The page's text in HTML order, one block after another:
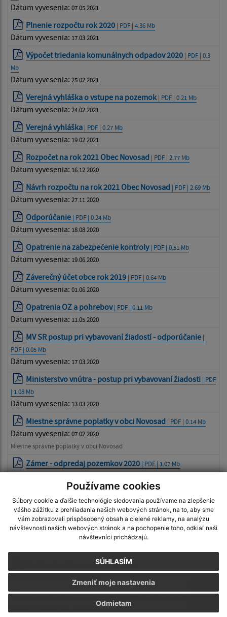
Používame cookies
Súbory cookie a ďalšie technológie sledovania používame na zlepšenie
vášho zážitku z prehliadania našich webových stránok, na to, aby sme
vám zobrazovali prispôsobený obsah a cielené reklamy, na analýzu
návštevnosti našich webových stránok a na pochopenie toho, odkiaľ naši
návštevníci prichádzajú.
SÚHLASÍM
Odmietam
Zmeniť moje nastavenia
Dátum vyvesenia: 07.05.2021
Plnenie rozpočtu rok 2020 | PDF | 4.36 Mb
Dátum vyvesenia: 17.03.2021
Výpočet triedania komunálnych odpadov 2020 | PDF | 0.3
Mb
Dátum vyvesenia: 25.02.2021
Verejná vyhláška o vstupe na pozemok | PDF | 0.21 Mb
Dátum vyvesenia: 24.02.2021
Verejná vyhláška | PDF | 0.27 Mb
Dátum vyvesenia: 19.02.2021
Rozpočet na rok 2021 Obec Novosad | PDF | 2.77 Mb
Dátum vyvesenia: 16.12.2020
Návrh rozpočtu na rok 2021 Obec Novosad | PDF | 2.69 Mb
Dátum vyvesenia: 27.11.2020
Odporúčanie | PDF | 0.24 Mb
Dátum vyvesenia: 18.08.2020
Opatrenie na zabezpečenie kontroly| PDF | 0.51 Mb
Dátum vyvesenia: 19.06.2020
Záverečný účet obce rok 2019 | PDF | 0.64 Mb
Dátum vyvesenia: 01.06.2020
Opatrenia OZ a pohrebov| PDF | 0.11 Mb
Dátum vyvesenia: 11.05.2020
MV SR postup pri vybavovaní žiadostí - odporúčanie |
PDF | 0.05 Mb
Dátum vyvesenia: 17.03.2020
Ministerstvo vnútra - postup pri vybavovaní žiadosti | PDF
| 1.08 Mb
Dátum vyvesenia: 13.03.2020
Miestne správne poplatky v obci Novosad | PDF | 0.14 Mb
Dátum vyvesenia: 07.02.2020
Miestne správne poplatky v obci Novosad
Zámer - odpredaj pozemkov 2020 | PDF | 1.07 Mb
Dátum vyvesenia:
Zámer - odpredaj pozemkov 2020
Plagát Pokračovanie MOPS | PDF | 0.08 Mb
Dátum vyvesenia:20.01.2020
Rozpočet na rok 2020| PDF | 3.28 Mb
Štatút obce Novosad| PDF | 0.57 Mb
08.10.2019
Oznámenie o strategickom dokumente| PDF | 3.84 Mb
14.06.2019